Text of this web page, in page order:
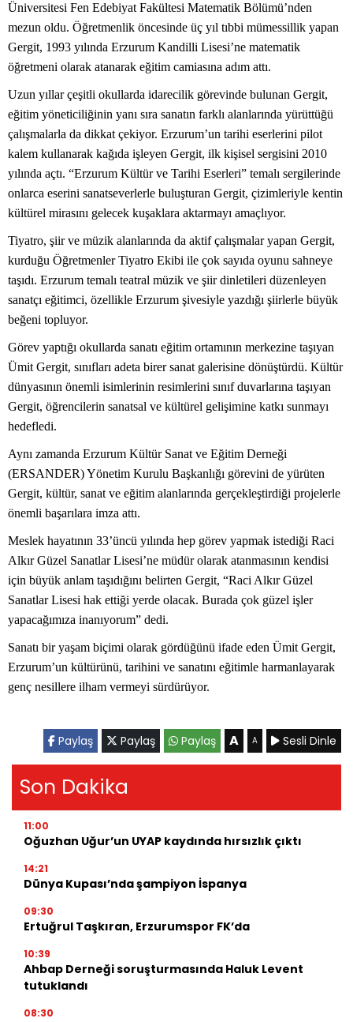
Üniversitesi Fen Edebiyat Fakültesi Matematik Bölümü’nden
mezun oldu. Öğretmenlik öncesinde üç yıl tıbbi mümessillik yapan
Gergit, 1993 yılında Erzurum Kandilli Lisesi’ne matematik
öğretmeni olarak atanarak eğitim camiasına adım attı.
Uzun yıllar çeşitli okullarda idarecilik görevinde bulunan Gergit,
eğitim yöneticiliğinin yanı sıra sanatın farklı alanlarında yürüttüğü
çalışmalarla da dikkat çekiyor. Erzurum’un tarihi eserlerini pilot
kalem kullanarak kağıda işleyen Gergit, ilk kişisel sergisini 2010
yılında açtı. “Erzurum Kültür ve Tarihi Eserleri” temalı sergilerinde
onlarca eserini sanatseverlerle buluşturan Gergit, çizimleriyle kentin
kültürel mirasını gelecek kuşaklara aktarmayı amaçlıyor.
Tiyatro, şiir ve müzik alanlarında da aktif çalışmalar yapan Gergit,
kurduğu Öğretmenler Tiyatro Ekibi ile çok sayıda oyunu sahneye
taşıdı. Erzurum temalı teatral müzik ve şiir dinletileri düzenleyen
sanatçı eğitimci, özellikle Erzurum şivesiyle yazdığı şiirlerle büyük
beğeni topluyor.
Görev yaptığı okullarda sanatı eğitim ortamının merkezine taşıyan
Ümit Gergit, sınıfları adeta birer sanat galerisine dönüştürdü. Kültür
dünyasının önemli isimlerinin resimlerini sınıf duvarlarına taşıyan
Gergit, öğrencilerin sanatsal ve kültürel gelişimine katkı sunmayı
hedefledi.
Aynı zamanda Erzurum Kültür Sanat ve Eğitim Derneği
(ERSANDER) Yönetim Kurulu Başkanlığı görevini de yürüten
Gergit, kültür, sanat ve eğitim alanlarında gerçekleştirdiği projelerle
önemli başarılara imza attı.
Meslek hayatının 33’üncü yılında hep görev yapmak istediği Raci
Alkır Güzel Sanatlar Lisesi’ne müdür olarak atanmasının kendisi
için büyük anlam taşıdığını belirten Gergit, “Raci Alkır Güzel
Sanatlar Lisesi hak ettiği yerde olacak. Burada çok güzel işler
yapacağımıza inanıyorum” dedi.
Sanatı bir yaşam biçimi olarak gördüğünü ifade eden Ümit Gergit,
Erzurum’un kültürünü, tarihini ve sanatını eğitimle harmanlayarak
genç nesillere ilham vermeyi sürdürüyor.
Paylaş Paylaş Paylaş A A Sesli Dinle
Son Dakika
11:00
Oğuzhan Uğur’un UYAP kaydında hırsızlık çıktı
14:21
Dünya Kupası’nda şampiyon İspanya
09:30
Ertuğrul Taşkıran, Erzurumspor FK’da
10:39
Ahbap Derneği soruşturmasında Haluk Levent
tutuklandı
08:30